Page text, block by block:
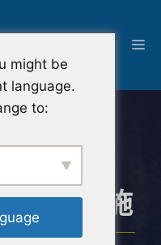
菜
测试设施
might be
language.
to: